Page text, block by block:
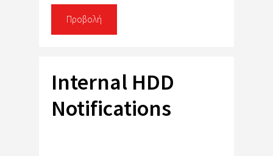
Προβολή
Internal HDD
Notifications